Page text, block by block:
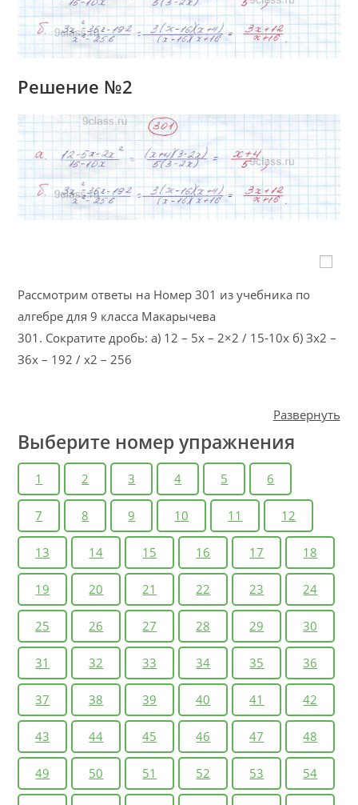
Решение №2
Развернуть
Рассмотрим ответы на Номер 301 из учебника по
алгебре для 9 класса Макарычева
301. Сократите дробь: а) 12 – 5х – 2×2 / 15-10х б) Зх2 –
З6х – 192 / х2 – 256
Выберите номер упражнения
1 2 3 4 5 6
7 8 9 10 11 12
13 14 15 16 17 18
19 20 21 22 23 24
25 26 27 28 29 30
31 32 33 34 35 36
37 38 39 40 41 42
43 44 45 46 47 48
49 50 51 52 53 54